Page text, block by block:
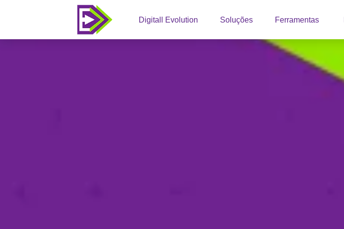
Digitall Evolution Soluções Ferramentas